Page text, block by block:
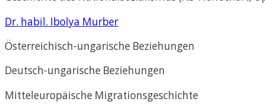
Dr. habil. Ibolya Murber
Österreichisch-ungarische Beziehungen
Deutsch-ungarische Beziehungen
Mitteleuropäische Migrationsgeschichte